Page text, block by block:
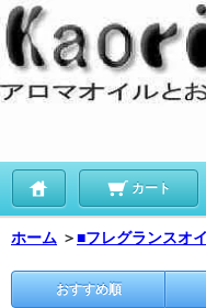
カート
ホーム ＞■フレグランスオ
おすすめ順